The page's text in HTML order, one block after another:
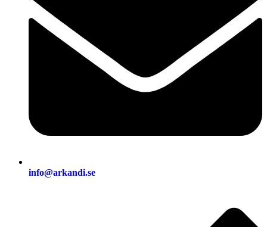
info@arkandi.se